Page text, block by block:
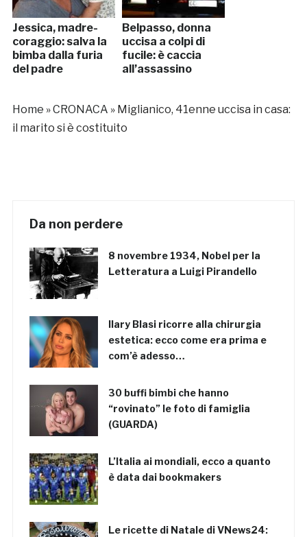
Jessica, madre-
coraggio: salva la
bimba dalla furia
del padre
Belpasso, donna
uccisa a colpi di
fucile: è caccia
all’assassino
Home »CRONACA » Miglianico, 41enne uccisa in casa:
il marito si è costituito
Da non perdere
8 novembre 1934, Nobel per la
Letteratura a Luigi Pirandello
Ilary Blasi ricorre alla chirurgia
estetica: ecco come era prima e
com’è adesso…
30 buffi bimbi che hanno
“rovinato” le foto di famiglia
(GUARDA)
L’Italia ai mondiali, ecco a quanto
è data dai bookmakers
Le ricette di Natale di VNews24: